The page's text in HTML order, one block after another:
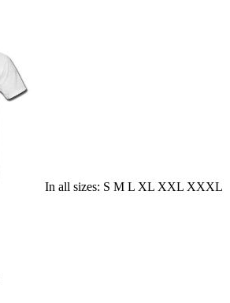
In all sizes: S M L XL XXL XXXL